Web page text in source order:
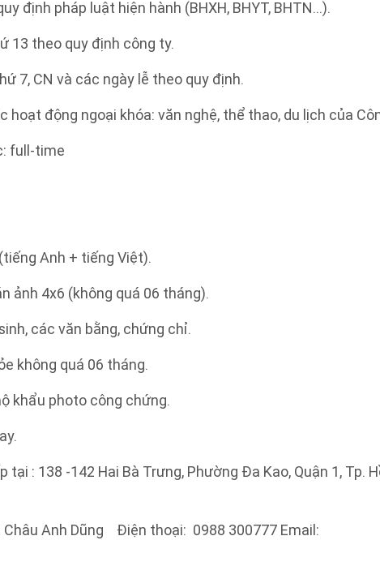
định pháp luật hiện hành (BHXH, BHYT, BHTN…).
13 theo quy định công ty.
7, CN và các ngày lễ theo quy định.
hoạt động ngoại khóa: văn nghệ, thể thao, du lịch của
full-time
Anh + tiếng Việt).
ảnh 4x6 (không quá 06 tháng).
các văn bằng, chứng chỉ.
không quá 06 tháng.
khẩu photo công chứng.
tại : 138 -142 Hai Bà Trưng, Phường Đa Kao, Quận 1, Tp.
Châu Anh Dũng Điện thoại: 0988 300777 Email: